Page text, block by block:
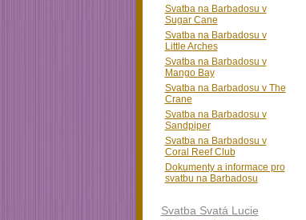
Svatba na Barbadosu v
Sugar Cane
Svatba na Barbadosu v
Little Arches
Svatba na Barbadosu v
Mango Bay
Svatba na Barbadosu v The
Crane
Svatba na Barbadosu v
Sandpiper
Svatba na Barbadosu v
Coral Reef Club
Dokumenty a informace pro
svatbu na Barbadosu
Svatba Svatá Lucie